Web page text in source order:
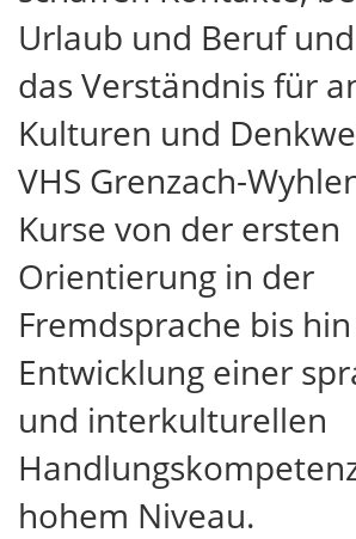
Urlaub und Beruf
das Verständnis für
Kulturen und
VHS Grenzach-
Kurse von der ersten
Orientierung in der
Fremdsprache bis
Entwicklung einer
und interkulturellen
hohem Niveau.